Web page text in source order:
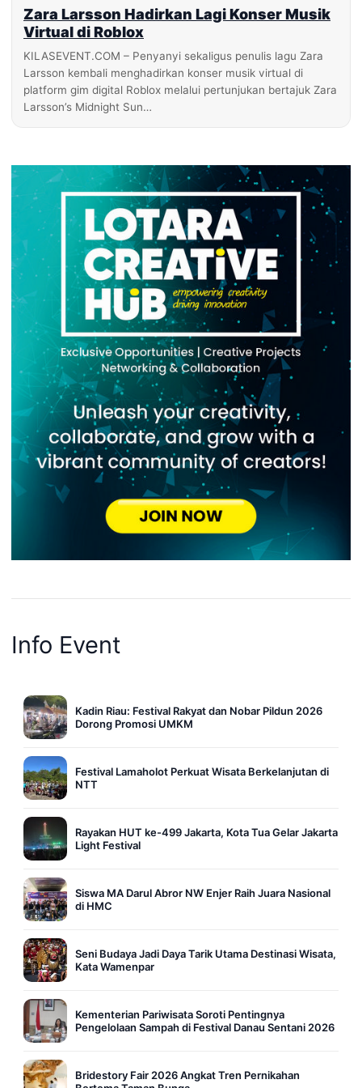
Zara Larsson Hadirkan Lagi Konser Musik
Virtual di Roblox
KILASEVENT.COM – Penyanyi sekaligus penulis lagu Zara
Larsson kembali menghadirkan konser musik virtual di
platform gim digital Roblox melalui pertunjukan bertajuk Zara
Larsson’s Midnight Sun…
Info Event
Kadin Riau: Festival Rakyat dan Nobar Pildun 2026
Dorong Promosi UMKM
Festival Lamaholot Perkuat Wisata Berkelanjutan di
NTT
Rayakan HUT ke-499 Jakarta, Kota Tua Gelar Jakarta
Light Festival
Siswa MA Darul Abror NW Enjer Raih Juara Nasional
di HMC
Seni Budaya Jadi Daya Tarik Utama Destinasi Wisata,
Kata Wamenpar
Kementerian Pariwisata Soroti Pentingnya
Pengelolaan Sampah di Festival Danau Sentani 2026
Bridestory Fair 2026 Angkat Tren Pernikahan